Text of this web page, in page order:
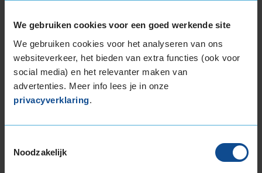
We gebruiken cookies voor een goed werkende site
We gebruiken cookies voor het analyseren van ons
websiteverkeer, het bieden van extra functies (ook voor
social media) en het relevanter maken van
advertenties. Meer info lees je in onze
privacyverklaring.
Noodzakelijk
aantal weken lopen de banden zachtjes leeg,
misschien montage fout? Voor de rest top
bandjes !
9,0